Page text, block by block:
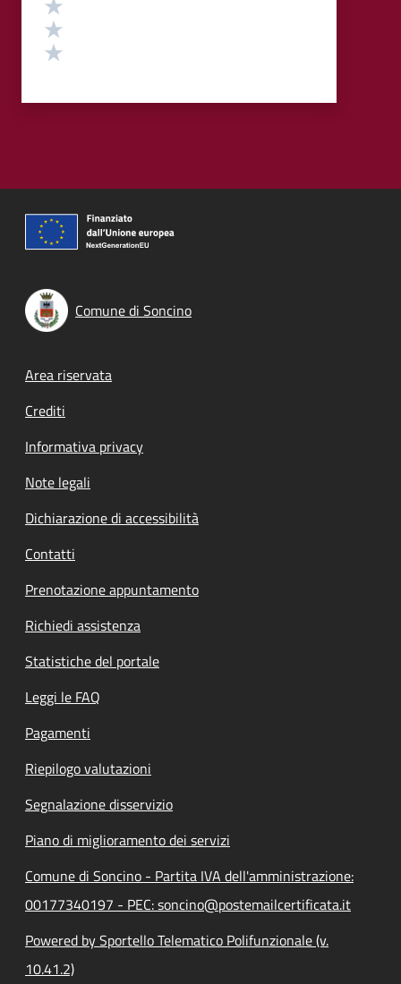
Comune di Soncino
Footer menu
Area riservata
Crediti
Informativa privacy
Note legali
Dichiarazione di accessibilità
Contatti
Prenotazione appuntamento
Richiedi assistenza
Statistiche del portale
Leggi le FAQ
Pagamenti
Riepilogo valutazioni
Segnalazione disservizio
Piano di miglioramento dei servizi
Comune di Soncino - Partita IVA dell'amministrazione:
00177340197 - PEC: soncino@postemailcertificata.it
Powered by Sportello Telematico Polifunzionale (v.
10.41.2)